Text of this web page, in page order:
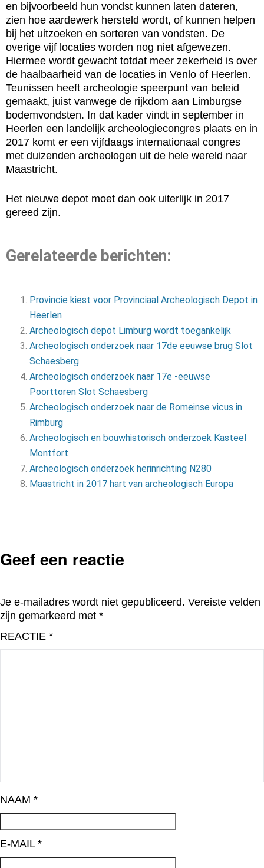
en bijvoorbeeld hun vondst kunnen laten dateren,
zien hoe aardewerk hersteld wordt, of kunnen helpen
bij het uitzoeken en sorteren van vondsten. De
overige vijf locaties worden nog niet afgewezen.
Hiermee wordt gewacht totdat meer zekerheid is over
de haalbaarheid van de locaties in Venlo of Heerlen.
Teunissen heeft archeologie speerpunt van beleid
gemaakt, juist vanwege de rijkdom aan Limburgse
bodemvondsten. In dat kader vindt in september in
Heerlen een landelijk archeologiecongres plaats en in
2017 komt er een vijfdaags internationaal congres
met duizenden archeologen uit de hele wereld naar
Maastricht.
Het nieuwe depot moet dan ook uiterlijk in 2017
gereed zijn.
Gerelateerde berichten:
Provincie kiest voor Provinciaal Archeologisch Depot in
Heerlen
Archeologisch depot Limburg wordt toegankelijk
Archeologisch onderzoek naar 17de eeuwse brug Slot
Schaesberg
Archeologisch onderzoek naar 17e -eeuwse
Poorttoren Slot Schaesberg
Archeologisch onderzoek naar de Romeinse vicus in
Rimburg
Archeologisch en bouwhistorisch onderzoek Kasteel
Montfort
Archeologisch onderzoek herinrichting N280
Maastricht in 2017 hart van archeologisch Europa
Geef een reactie
Je e-mailadres wordt niet gepubliceerd. Vereiste velden
zijn gemarkeerd met *
REACTIE *
NAAM *
E-MAIL *